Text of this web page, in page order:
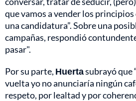
que vamos a vender los principios
una candidatura”. Sobre una
campañas, respondió
pasar".
Por su parte, Huertasubrayó que
vuelta yo no anunciaría ningún
respeto, por lealtad y por